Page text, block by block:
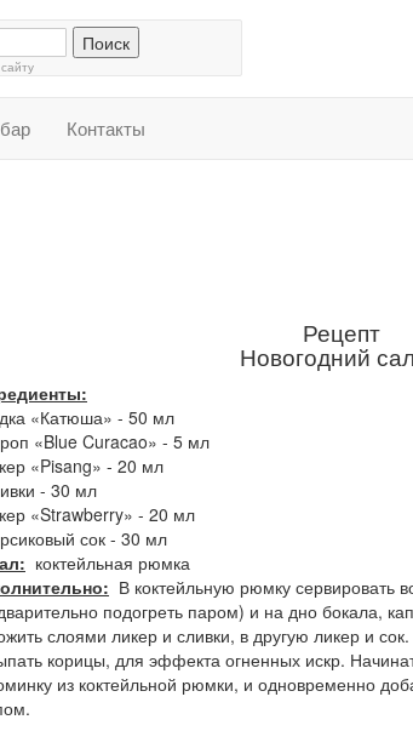
Контакты
Рецепт
Новогодний
«Катюша» - 50 мл
«Blue Curacao» - 5 мл
«Pisang» - 20 мл
- 30 мл
«Strawberry» - 20 мл
сок - 30 мл
коктейльная рюмка
В коктейльную рюмку сервировать
подогреть паром) и на дно бокала,
слоями ликер и сливки, в другую ликер и
корицы, для эффекта огненных искр.
из коктейльной рюмки, и одновременно